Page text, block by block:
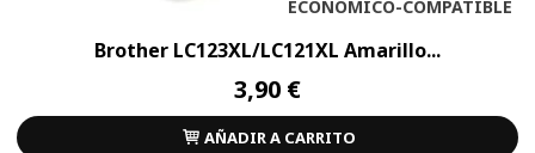
ECONOMICO-COMPATIBLE
Brother LC123XL/LC121XL Amarillo...
3,90 €
AÑADIR A CARRITO